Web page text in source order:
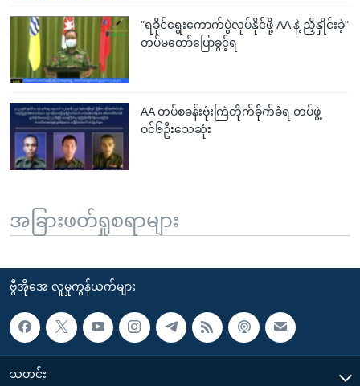
"ရခိုင်ရွေးကောက်ပွဲလုပ်နိုင်ဖို့ AA နဲ့ ညှိနှိုင်းခဲ့"
တပ်မတော်ပြောခွင့်ရ
AA တပ်စခန်းဗုံးကြဲတိုက်ခိုက်ခံရ တပ်ဖွဲ့
ဝင်၆ဦးသေဆုံး
အခြားဖတ်ရှုစရာများ
ဗွီအိုအေ လူမှုကွန်ယက်များ
သတင်း